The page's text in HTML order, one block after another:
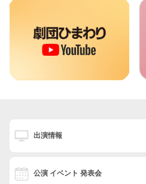
出演情報
公演 イベント 発表会